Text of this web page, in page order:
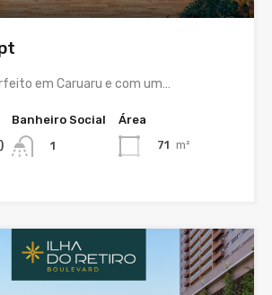
em Caruaru e com um…
Banheiro Social
1
Área
71 m²